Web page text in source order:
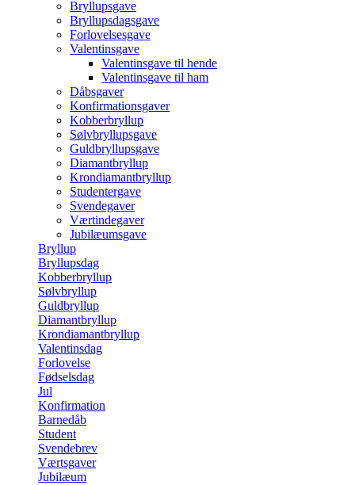
Bryllupsgave
Bryllupsdagsgave
Forlovelsesgave
Valentinsgave
Valentinsgave til hende
Valentinsgave til ham
Dåbsgaver
Konfirmationsgaver
Kobberbryllup
Sølvbryllupsgave
Guldbryllupsgave
Diamantbryllup
Krondiamantbryllup
Studentergave
Svendegaver
Værtindegaver
Jubilæumsgave
Bryllup
Bryllupsdag
Kobberbryllup
Sølvbryllup
Guldbryllup
Diamantbryllup
Krondiamantbryllup
Valentinsdag
Forlovelse
Fødselsdag
Jul
Konfirmation
Barnedåb
Student
Svendebrev
Værtsgaver
Jubilæum